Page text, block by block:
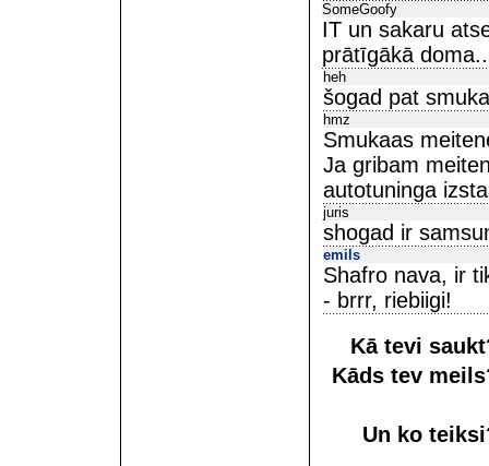
SomeGoofy
IT un sakaru
prātīgākā
heh
šogad pat
hmz
Smukaas
Ja gribam
autotuninga
juris
shogad ir
emils
Shafro nava, ir
- brrr, riebiigi!
Kā tevi
Kāds tev
Un ko